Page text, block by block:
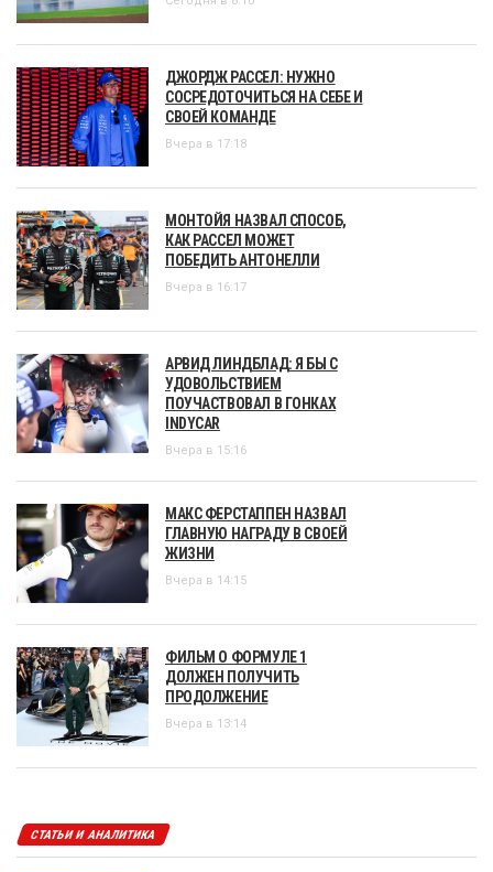
ДЖОРДЖ РАССЕЛ: НУЖНО
СОСРЕДОТОЧИТЬСЯ НА СЕБЕ И
СВОЕЙ КОМАНДЕ
Вчера в 17:18
МОНТОЙЯ НАЗВАЛ СПОСОБ,
КАК РАССЕЛ МОЖЕТ
ПОБЕДИТЬ АНТОНЕЛЛИ
Вчера в 16:17
АРВИД ЛИНДБЛАД: Я БЫ С
УДОВОЛЬСТВИЕМ
ПОУЧАСТВОВАЛ В ГОНКАХ
INDYCAR
Вчера в 15:16
МАКС ФЕРСТАППЕН НАЗВАЛ
ГЛАВНУЮ НАГРАДУ В СВОЕЙ
ЖИЗНИ
Вчера в 14:15
ФИЛЬМ О ФОРМУЛЕ 1
ДОЛЖЕН ПОЛУЧИТЬ
ПРОДОЛЖЕНИЕ
Вчера в 13:14
СТАТЬИ И АНАЛИТИКА